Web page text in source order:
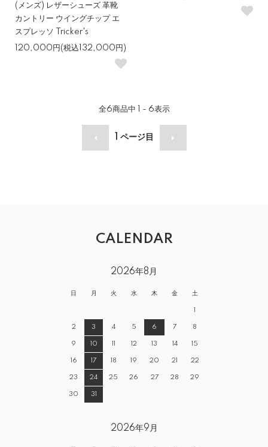
(メンズ) レザーシューズ 革靴
カントリー ウイングチップ エ
スプレッソ Tricker's
120,000円(税込132,000円)
全6商品中 1 - 6表示
ページ目
CALENDAR
2026年8月
日 月 火 水 木 金 土
1
2 3 4 5 6 7 8
9 10 11 12 13 14 15
16 17 18 19 20 21 22
23 24 25 26 27 28 29
30 31
2026年9月